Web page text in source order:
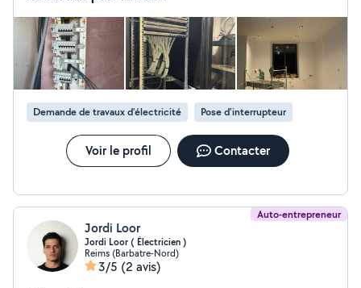
à l'écoute, je trouve toujours la solution adaptée à votre
besoin. Disponibilité rapide.
Demande de travaux d’électricité Pose d'interrupteur
Voir le profil Contacter
Auto-entrepreneur
Jordi Loor
Jordi Loor ( Électricien )
Reims (Barbatre-Nord)
3/5 (2 avis)